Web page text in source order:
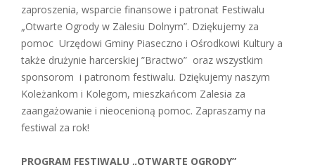
zaproszenia, wsparcie finansowe i patronat Festiwalu
„Otwarte Ogrody w Zalesiu Dolnym”. Dziękujemy za
pomoc Urzędowi Gminy Piaseczno i Ośrodkowi Kultury a
także drużynie harcerskiej ”Bractwo” oraz wszystkim
sponsorom i patronom festiwalu. Dziękujemy naszym
Koleżankom i Kolegom, mieszkańcom Zalesia za
zaangażowanie i nieocenioną pomoc. Zapraszamy na
festiwal za rok!
PROGRAM FESTIWALU „OTWARTE OGRODY”